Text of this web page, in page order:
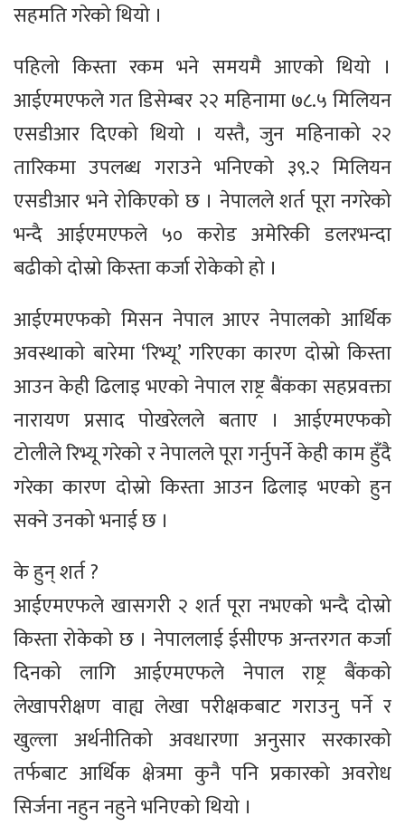
सहमति गरेको थियो ।
पहिलो किस्ता रकम भने समयमै आएको थियो ।
आईएमएफले गत डिसेम्बर २२ महिनामा ७८.५ मिलियन
एसडीआर दिएको थियो । यस्तै, जुन महिनाको २२
तारिकमा उपलब्ध गराउने भनिएको ३९.२ मिलियन
एसडीआर भने रोकिएको छ । नेपालले शर्त पूरा नगरेको
भन्दै आईएमएफले ५० करोड अमेरिकी डलरभन्दा
बढीको दोस्रो किस्ता कर्जा रोकेको हो ।
आईएमएफको मिसन नेपाल आएर नेपालको आर्थिक
अवस्थाको बारेमा ‘रिभ्यू’ गरिएका कारण दोस्रो किस्ता
आउन केही ढिलाइ भएको नेपाल राष्ट्र बैंकका सहप्रवक्ता
नारायण प्रसाद पोखरेलले बताए । आईएमएफको
टोलीले रिभ्यू गरेको र नेपालले पूरा गर्नुपर्ने केही काम हुँदै
गरेका कारण दोस्रो किस्ता आउन ढिलाइ भएको हुन
सक्ने उनको भनाई छ ।
के हुन् शर्त ?
आईएमएफले खासगरी २ शर्त पूरा नभएको भन्दै दोस्रो
किस्ता रोकेको छ । नेपाललाई ईसीएफ अन्तरगत कर्जा
दिनको लागि आईएमएफले नेपाल राष्ट्र बैंकको
लेखापरीक्षण वाह्य लेखा परीक्षकबाट गराउनु पर्ने र
खुल्ला अर्थनीतिको अवधारणा अनुसार सरकारको
तर्फबाट आर्थिक क्षेत्रमा कुनै पनि प्रकारको अवरोध
सिर्जना नहुन नहुने भनिएको थियो ।